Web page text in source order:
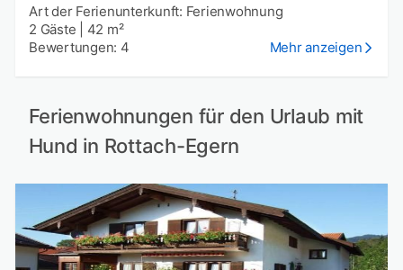
Art der Ferienunterkunft: Ferienwohnung
2 Gäste
42 m²
Bewertungen: 4
Mehr anzeigen
Ferienwohnungen für den Urlaub mit
Hund in Rottach-Egern